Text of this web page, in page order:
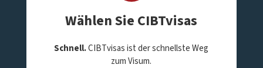
Wählen Sie CIBTvisas
Schnell.CIBTvisas ist der schnellste Weg
zum Visum.